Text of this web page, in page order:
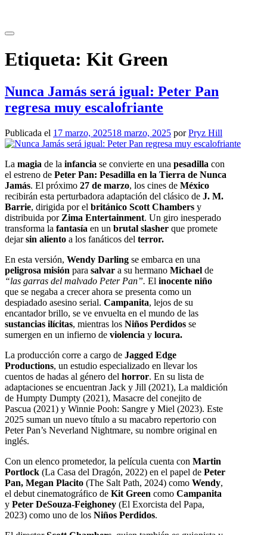
contenido
Etiqueta: Kit Green
Nunca Jamás será igual: Peter Pan
regresa muy escalofriante
Publicada el 17 marzo, 202518 marzo, 2025 porPryz Hill
La magia de la infancia se convierte en una pesadilla con
el estreno de Peter Pan: Pesadilla en la Tierra de Nunca
Jamás. El próximo 27 de marzo, los cines de México
recibirán esta perturbadora adaptación del clásico de J. M.
Barrie, dirigida por el británico Scott Chambers y
distribuida por Zima Entertainment. Un giro inesperado
transforma la fantasía en un brutal slasher que promete
dejarsin aliento a los fanáticos del terror.
En esta versión, Wendy Darling se embarca en una
peligrosa misión para salvar a su hermano Michael de
“las garras del malvado Peter Pan”. El inocente niño
que se negaba a crecer ahora se presenta como un
despiadado asesino serial. Campanita, lejos de su
encantador brillo, se ve envuelta en el mundo de las
sustancias ilícitas, mientras los Niños Perdidos se
sumergen en un infierno de violencia y locura.
La producción corre a cargo de Jagged Edge
Productions, un estudio especializado en llevar los
cuentos de hadas al género del horror. En su lista de
adaptaciones se encuentran Jack y Jill (2021), La maldición
de Humpty Dumpty (2021), Masacre del conejito de
Pascua (2021) y Winnie Pooh: Sangre y Miel (2023). Este
2025 suman un nuevo título a su macabro repertorio con
Peter Pan’s Neverland Nightmare, su nombre original en
inglés.
Con un elenco prometedor, la película cuenta con Martin
Portlock (La Casa del Dragón, 2022) en el papel de Peter
Pan, Megan Placito (The Salt Path, 2024) como Wendy,
el debut cinematográfico de Kit Green como Campanita
y Peter DeSouza-Feighoney (El Exorcista del Papa,
2023) como uno de los Niños Perdidos.